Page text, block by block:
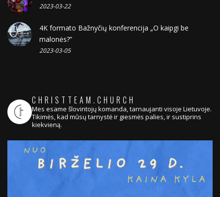
2023-03-22
4K formato Bažnyčių konferencija „O kaipgi be
malonės?”
2023-03-05
CHRISTTEAM.CHURCH
Mes esame šlovintojų komanda, tarnaujanti visoje Lietuvoje.
Tikimės, kad mūsų tarnystė ir giesmės palies, ir sustiprins
kiekvieną.